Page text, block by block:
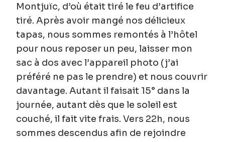
Montjuïc, d’où était tiré le feu d’artifice
tiré. Après avoir mangé nos délicieux
tapas, nous sommes remontés à l’hôtel
pour nous reposer un peu, laisser mon
sac à dos avec l’appareil photo (j’ai
préféré ne pas le prendre) et nous couvrir
davantage. Autant il faisait 15° dans la
journée, autant dès que le soleil est
couché, il fait vite frais. Vers 22h, nous
sommes descendus afin de rejoindre